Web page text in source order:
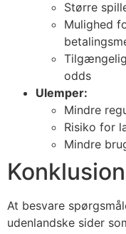
Større
Mulighed
odds
Ulemper:
Mindre
Risiko for
Mindre
Konklusion
At besvare
udenlandske sider